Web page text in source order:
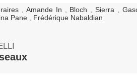
, Amande In , Bloch , Sierra ,
Pane , Frédérique Nabaldian